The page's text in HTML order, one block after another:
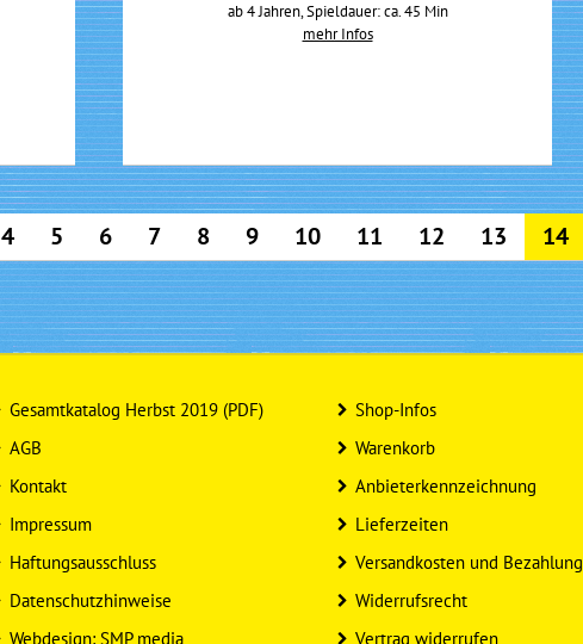
ab 4 Jahren, Spieldauer: ca. 45 Min
mehr Infos
4 5 6 7 8 9 10 11 12 13 14
Gesamtkatalog Herbst 2019 (PDF)
AGB
Kontakt
Impressum
Haftungsausschluss
Datenschutzhinweise
Webdesign: SMP media
Shop-Infos
Warenkorb
Anbieterkennzeichnung
Lieferzeiten
Versandkosten und Bezahlung
Widerrufsrecht
Vertrag widerrufen